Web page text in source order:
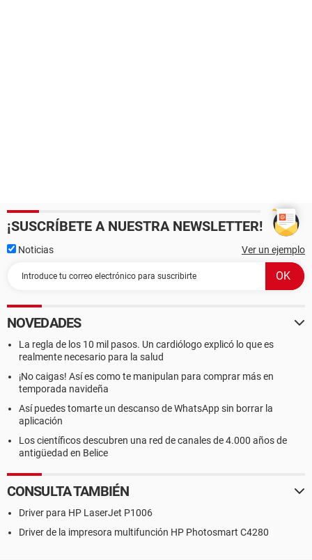
¡SUSCRÍBETE A NUESTRA NEWSLETTER!
Noticias Ver un ejemplo
NOVEDADES
La regla de los 10 mil pasos. Un cardiólogo explicó lo que es
realmente necesario para la salud
¡No caigas! Así es como te manipulan para comprar más en
temporada navideña
Así puedes tomarte un descanso de WhatsApp sin borrar la
aplicación
Los científicos descubren una red de canales de 4.000 años de
antigüedad en Belice
CONSULTA TAMBIÉN
Driver para HP LaserJet P1006
Driver de la impresora multifunción HP Photosmart C4280